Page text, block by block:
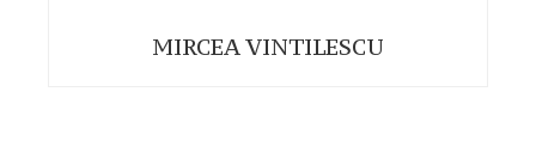
MIRCEA VINTILESCU